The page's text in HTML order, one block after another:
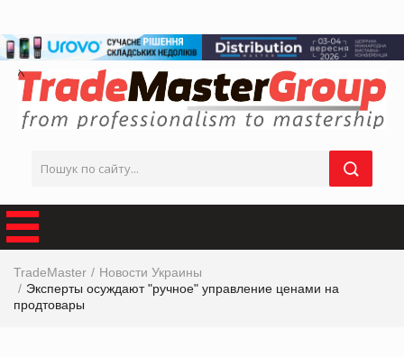
TradeMaster
Новости Украины
Эксперты осуждают "ручное" управление ценами на
продтовары